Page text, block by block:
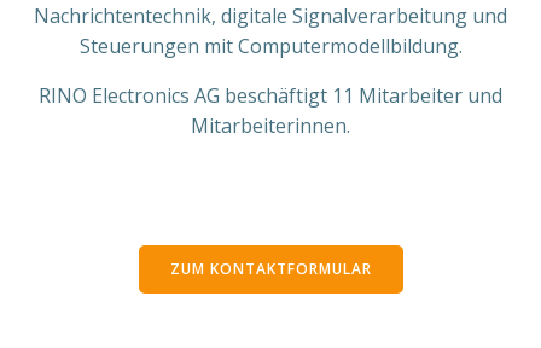
Nachrichtentechnik, digitale Signalverarbeitung und
Steuerungen mit Computermodellbildung.
RINO Electronics AG beschäftigt 11 Mitarbeiter und
Mitarbeiterinnen.
ZUM KONTAKTFORMULAR